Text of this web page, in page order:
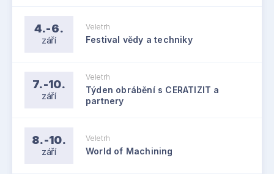
4.-6.
září
Veletrh
Festival vědy a techniky
7.-10.
září
Veletrh
Týden obrábění s CERATIZIT a
partnery
8.-10.
září
Veletrh
World of Machining